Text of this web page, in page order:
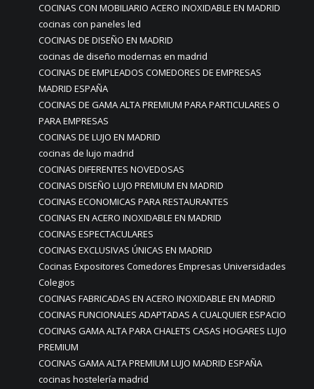
COCINAS CON MOBILIARIO ACERO INOXIDABLE EN MADRID
cocinas con paneles led
COCINAS DE DISEÑO EN MADRID
cocinas de diseño modernas en madrid
COCINAS DE EMPLEADOS COMEDORES DE EMPRESAS
MADRID ESPAÑA
COCINAS DE GAMA ALTA PREMIUM PARA PARTICULARES O
PARA EMPRESAS
COCINAS DE LUJO EN MADRID
cocinas de lujo madrid
COCINAS DIFERENTES NOVEDOSAS
COCINAS DISEÑO LUJO PREMIUM EN MADRID
COCINAS ECONOMICAS PARA RESTAURANTES
COCINAS EN ACERO INOXIDABLE EN MADRID
COCINAS ESPECTACULARES
COCINAS EXCLUSIVAS ÚNICAS EN MADRID
Cocinas Expositores Comedores Empresas Universidades
Colegios
COCINAS FABRICADAS EN ACERO INOXIDABLE EN MADRID
COCINAS FUNCIONALES ADAPTADAS A CUALQUIER ESPACIO
COCINAS GAMA ALTA PARA CHALETS CASAS HOGARES LUJO
PREMIUM
COCINAS GAMA ALTA PREMIUM LUJO MADRID ESPAÑA
cocinas hostelería madrid